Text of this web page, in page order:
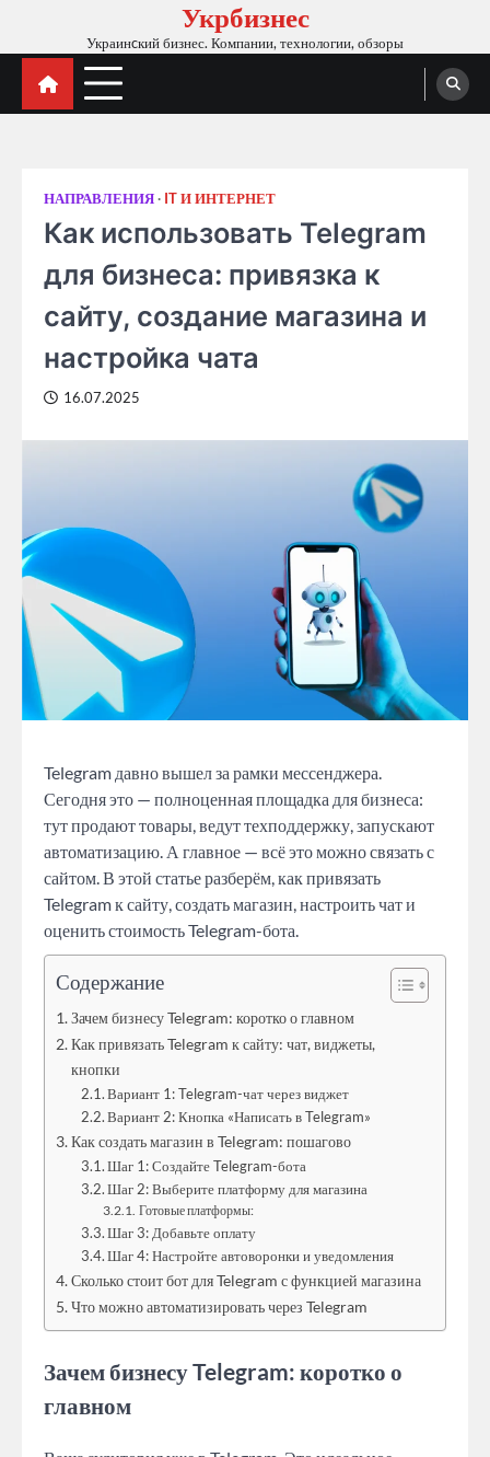
content
Укрбизнес
Украинcкий бизнес. Компании, технологии, обзоры
НАПРАВЛЕНИЯ IT И ИНТЕРНЕТ
Как использовать Telegram
для бизнеса: привязка к
сайту, создание магазина и
настройка чата
16.07.2025
Telegram давно вышел за рамки мессенджера.
Сегодня это — полноценная площадка для бизнеса:
тут продают товары, ведут техподдержку, запускают
автоматизацию. А главное — всё это можно связать с
сайтом. В этой статье разберём, как привязать
Telegram к сайту, создать магазин, настроить чат и
оценить стоимость Telegram-бота.
Содержание
Зачем бизнесу Telegram: коротко о главном
Как привязать Telegram к сайту: чат, виджеты,
кнопки
Вариант 1: Telegram-чат через виджет
Вариант 2: Кнопка «Написать в Telegram»
Как создать магазин в Telegram: пошагово
Шаг 1: Создайте Telegram-бота
Шаг 2: Выберите платформу для магазина
Готовые платформы:
Шаг 3: Добавьте оплату
Шаг 4: Настройте автоворонки и уведомления
Сколько стоит бот для Telegram с функцией магазина
Что можно автоматизировать через Telegram
Зачем бизнесу Telegram: коротко о
главном